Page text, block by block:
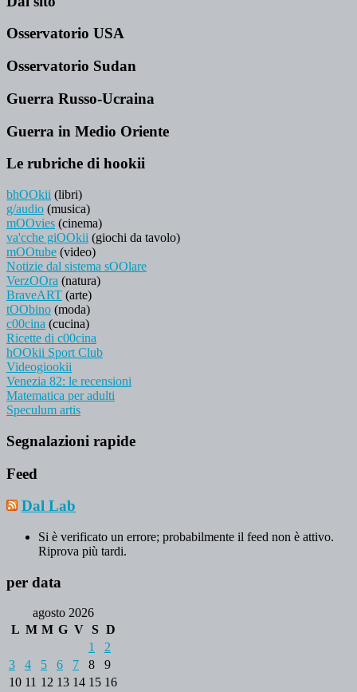
Osservatorio USA
Osservatorio Sudan
Guerra Russo-Ucraina
Guerra in Medio Oriente
Le rubriche di hookii
bhOOkii (libri)
g/audio (musica)
mOOvies (cinema)
va'cche giOOkii (giochi da tavolo)
mOOtube (video)
Notizie dal sistema sOOlare
VerzOOra (natura)
BraveART (arte)
tOObino (moda)
c00cina (cucina)
Ricette di c00cina
hOOkii Sport Club
Videogiookii
Venezia 82: le recensioni
Matematica per adulti
Speculum artis
Segnalazioni rapide
Feed
Dal Lab
Si è verificato un errore; probabilmente il feed non è attivo.
Riprova più tardi.
per data
agosto 2026
L M M G V S D
1
2
3
4 5 6 7 8
9
10 11 12 13 14 15 16